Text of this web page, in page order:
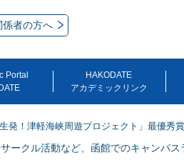
係者の方へ
Portal
HAKODATE
アカデミックリンク
発！津軽海峡周遊プロジェクト」最優秀
ークル活動など、函館でのキャンパス